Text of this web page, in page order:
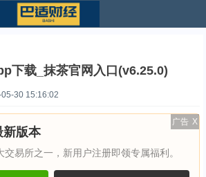
下载_抹茶官网入口(v6.25.0)
30 15:16:02
广告 X
新版本
交易所之一，新用户注册即领专属福利。